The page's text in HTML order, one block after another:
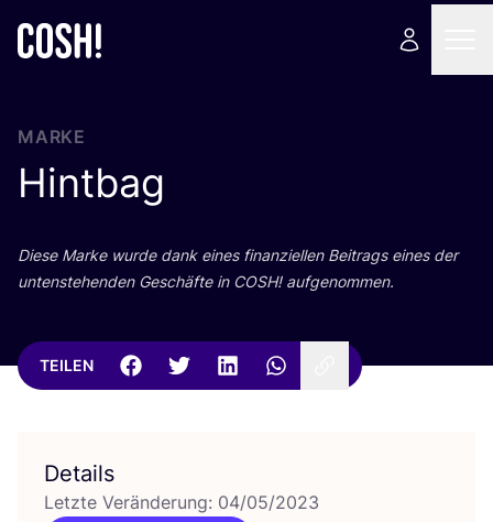
MARKE
Hintbag
Die­se Mar­ke wur­de dank eines finan­zi­el­len Bei­trags eines der
unten­ste­hen­den Geschäf­te in COSH! aufgenommen.
TEILEN
Details
Letzte Veränderung: 04/05/2023